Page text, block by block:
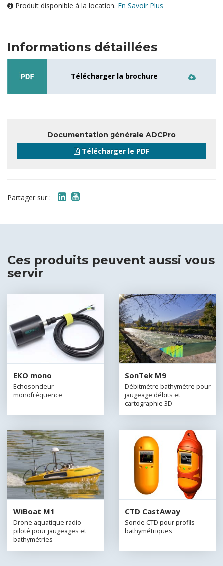
Produit disponible à la location. En Savoir Plus
Informations détaillées
Télécharger la brochure
Documentation générale ADCPro
Télécharger le PDF
Partager sur :
Ces produits peuvent aussi vous
servir
EKO mono
Echosondeur
monofréquence
SonTek M9
Débitmètre bathymètre pour
jaugeage débits et
cartographie 3D
WiBoat M1
Drone aquatique radio-
piloté pour jaugeages et
bathymétries
CTD CastAway
Sonde CTD pour profils
bathymétriques